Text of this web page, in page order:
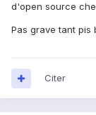
d'open source
Pas grave tant pis
Citer